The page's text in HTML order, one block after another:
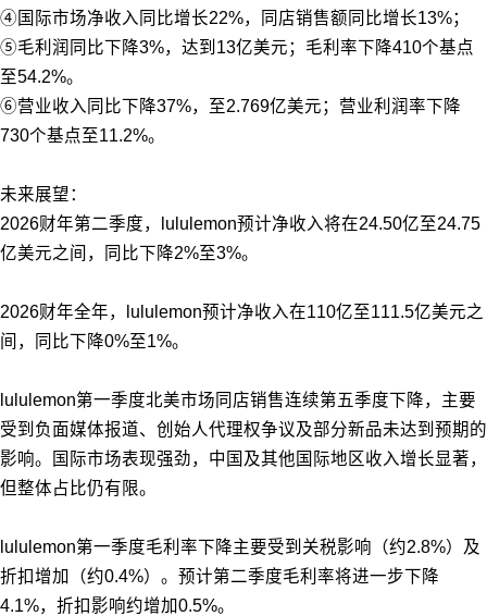
④国际市场净收入同比增长22%，同店销售额同比增长13%；
⑤毛利润同比下降3%，达到13亿美元；毛利率下降410个基点
至54.2%。
⑥营业收入同比下降37%，至2.769亿美元；营业利润率下降
730个基点至11.2%。
未来展望：
2026财年第二季度，
lululemon预计净收入将在24.50亿至24.75
亿美元之间，同比下降2%至3%。
2026财年全年， lululemon预计净收入在110亿至111.5亿美元之
间，同比下降0%至1%。
lululemon第一季度北美市场同店销售连续第五季度下降，主要
受到负面媒体报道、创始人代理权争议及部分新品未达到预期的
影响。国际市场表现强劲，中国及其他国际地区收入增长显著，
但整体占比仍有限。
lululemon第一季度毛利率下降主要受到关税影响（约2.8%）及
折扣增加（约0.4%）。预计第二季度毛利率将进一步下降
4.1%，折扣影响约增加0.5%。